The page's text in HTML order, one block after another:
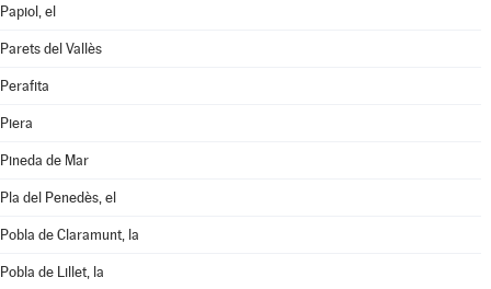
Papiol, el
Parets del Vallès
Perafita
Piera
Pineda de Mar
Pla del Penedès, el
Pobla de Claramunt, la
Pobla de Lillet, la